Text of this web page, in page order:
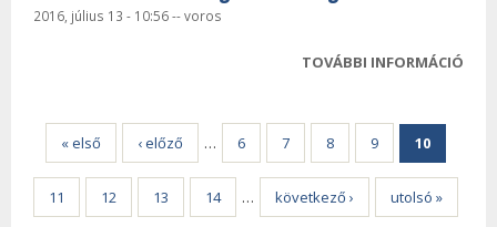
2016, július 13 - 10:56--voros
TOVÁBBI INFORMÁCIÓ
Oldalak
« első ‹ előző … 6 7 8 9 10
11 12 13 14 … következő › utolsó »